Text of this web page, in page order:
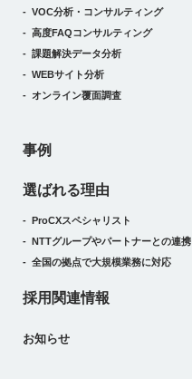
VOC分析・コンサルティング
高度FAQコンサルティング
課題解決データ分析
WEBサイト分析
オンライン覆面調査
事例
選ばれる理由
ProCXスペシャリスト
NTTグループやパートナーとの連携
全国の拠点で大規模業務に対応
採用関連情報
お知らせ